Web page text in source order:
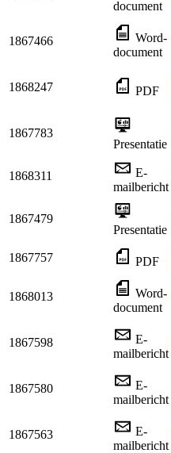
document
1867466
Word-
document
1868247 PDF
1867783
Presentatie
1868311
E-
mailbericht
1867479
Presentatie
1867757 PDF
1868013
Word-
document
1867598
E-
mailbericht
1867580
E-
mailbericht
1867563
E-
mailbericht